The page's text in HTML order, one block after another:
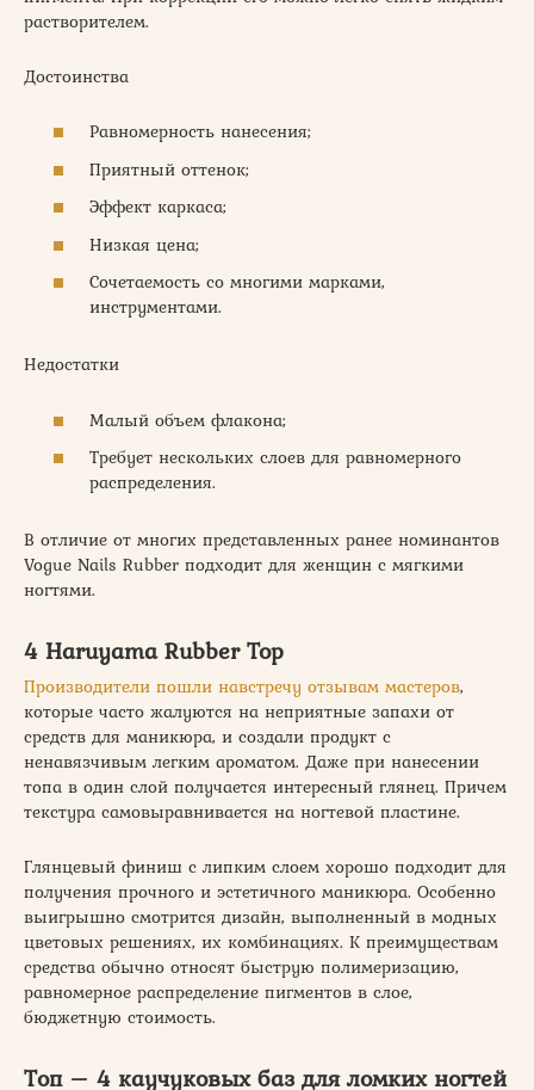
растворителем.
Достоинства
Равномерность нанесения;
Приятный оттенок;
Эффект каркаса;
Низкая цена;
Сочетаемость со многими марками,
инструментами.
Недостатки
Малый объем флакона;
Требует нескольких слоев для равномерного
распределения.
В отличие от многих представленных ранее номинантов
Vogue Nails Rubber подходит для женщин с мягкими
ногтями.
4 Haruyama Rubber Top
Производители пошли навстречу отзывам мастеров,
которые часто жалуются на неприятные запахи от
средств для маникюра, и создали продукт с
ненавязчивым легким ароматом. Даже при нанесении
топа в один слой получается интересный глянец. Причем
текстура самовыравнивается на ногтевой пластине.
Глянцевый финиш с липким слоем хорошо подходит для
получения прочного и эстетичного маникюра. Особенно
выигрышно смотрится дизайн, выполненный в модных
цветовых решениях, их комбинациях. К преимуществам
средства обычно относят быструю полимеризацию,
равномерное распределение пигментов в слое,
бюджетную стоимость.
Топ – 4 каучуковых баз для ломких ногтей